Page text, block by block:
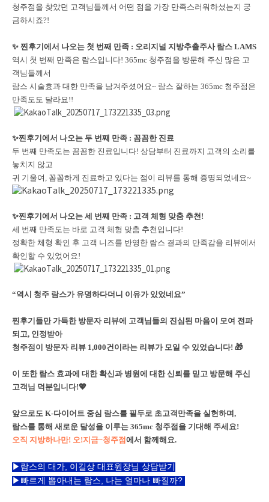
청주점을 찾았던 고객님들께서 어떤 점을 가장 만족스러워하셨는지 궁
금하시죠?!
✨ 찐후기에서 나오는 첫 번째 만족 : 오리지널 지방추출주사 람스 LAMS
역시 첫 번째 만족은 람스입니다! 365mc 청주점을 방문해 주신 많은 고
객님들께서
람스 시술효과 대한 만족을 남겨주셨어요~ 람스 잘하는 365mc 청주점은
만족도도 달라요!!
✨찐후기에서 나오는 두 번째 만족 : 꼼꼼한 진료
두 번째 만족도는 꼼꼼한 진료입니다! 상담부터 진료까지 고객의 소리를
놓치지 않고
귀 기울여, 꼼꼼하게 진료하고 있다는 점이 리뷰를 통해 증명되었네요~
✨찐후기에서 나오는 세 번째 만족 : 고객 체형 맞춤 추천!
세 번째 만족도는 바로 고객 체형 맞춤 추천입니다!
정확한 체형 확인 후 고객 니즈를 반영한 람스 결과의 만족감을 리뷰에서
확인할 수 있었어요!
“역시 청주 람스가 유명하다더니 이유가 있었네요”
찐후기들만 가득한 방문자 리뷰에 고객님들의 진심된 마음이 모여 전파
되고, 인정받아
청주점이 방문자 리뷰 1,000건이라는 리뷰가 모일 수 있었습니다! 🎁
이 또한 람스 효과에 대한 확신과 병원에 대한 신뢰를 믿고 방문해 주신
고객님 덕분입니다!💖
앞으로도 K-다이어트 중심 람스를 필두로 초고객만족을 실현하며,
람스를 통해 새로운 달성을 이루는 365mc 청주점을 기대해 주세요!
오직 지방하나만! 오!지금~청주점 에서 함께해요.
▶람스의 대가, 이길상 대표원장님 상담받기
▶빠르게 뽑아내는 람스, 나는 얼마나 빠질까?